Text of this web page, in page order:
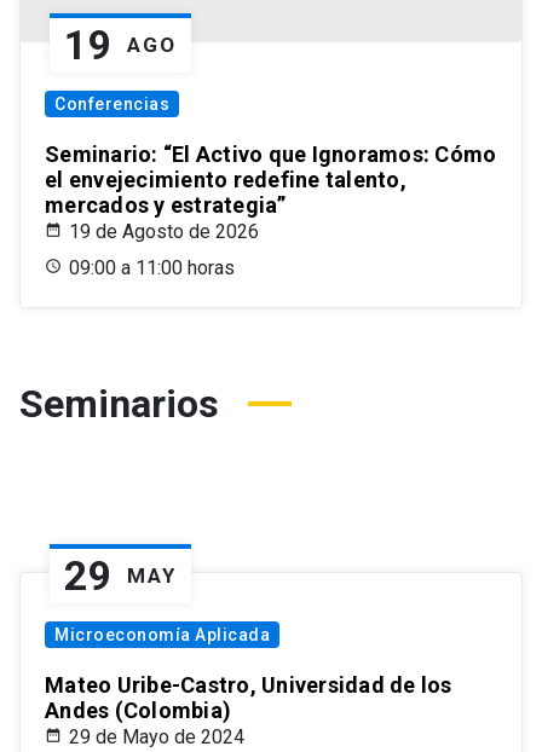
19 AGO
Conferencias
Seminario: “El Activo que Ignoramos: Cómo
el envejecimiento redefine talento,
mercados y estrategia”
19 de Agosto de 2026
09:00 a 11:00 horas
Seminarios
29 MAY
Microeconomía Aplicada
Mateo Uribe-Castro, Universidad de los
Andes (Colombia)
29 de Mayo de 2024